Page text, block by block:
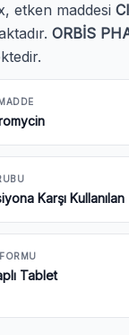
etken maddesi
ORBİS
Karşı
Tablet